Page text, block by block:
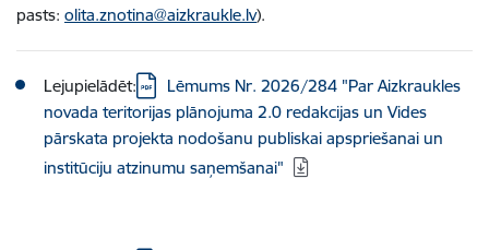
pasts: olita.znotina@aizkraukle.lv).
Lejupielādēt:
Lēmums Nr. 2026/284 "Par Aizkraukles
novada teritorijas plānojuma 2.0 redakcijas un Vides
pārskata projekta nodošanu publiskai apspriešanai un
institūciju atzinumu saņemšanai"